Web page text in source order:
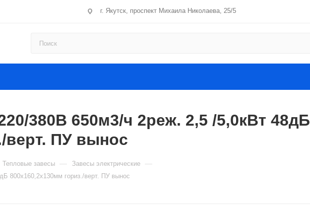
г. Якутск, проспект Михаила Николаева, 25/5
380В 650м3/ч 2реж. 2,5 /5,0кВт 48дБ
верт. ПУ вынос
Тепловые завесы — Завесы электрические —
800х160,2х130мм гориз./верт. ПУ вынос